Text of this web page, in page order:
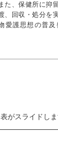
た、保健所に抑
、回収・処分を
愛護思想の普及
がスライドしま